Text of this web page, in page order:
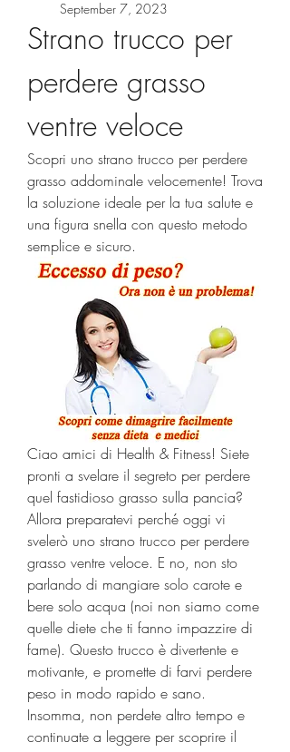
September 7, 2023
Strano trucco per
perdere grasso
ventre veloce
Scopri uno strano trucco per perdere
grasso addominale velocemente! Trova
la soluzione ideale per la tua salute e
una figura snella con questo metodo
semplice e sicuro.
Ciao amici di Health & Fitness! Siete
pronti a svelare il segreto per perdere
quel fastidioso grasso sulla pancia?
Allora preparatevi perché oggi vi
svelerò uno strano trucco per perdere
grasso ventre veloce. E no, non sto
parlando di mangiare solo carote e
bere solo acqua (noi non siamo come
quelle diete che ti fanno impazzire di
fame). Questo trucco è divertente e
motivante, e promette di farvi perdere
peso in modo rapido e sano.
Insomma, non perdete altro tempo e
continuate a leggere per scoprire il